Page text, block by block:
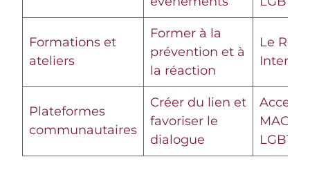
Formations et
ateliers
Former à la
prévention et à
la réaction
Le
Inter-
Plateformes
communautaires
Créer du lien et
favoriser le
dialogue
MAG
LGBT